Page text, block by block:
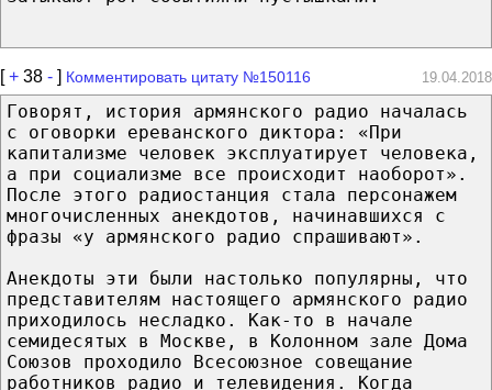
[+ 38 - ] Комментировать цитату №150116 19.04.2018
Говорят, история армянского радио началась
с оговорки ереванского диктора: «При
капитализме человек эксплуатирует человека,
а при социализме все происходит наоборот».
После этого радиостанция стала персонажем
многочисленных анекдотов, начинавшихся с
фразы «у армянского радио спрашивают».
Анекдоты эти были настолько популярны, что
представителям настоящего армянского радио
приходилось несладко. Как-то в начале
семидесятых в Москве, в Колонном зале Дома
Союзов проходило Всесоюзное совещание
работников радио и телевидения. Когда